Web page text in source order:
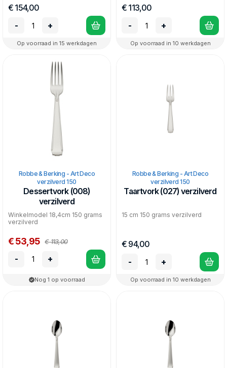
€ 154,00
-
+
Op voorraad in 15 werkdagen
€ 113,00
-
+
Op voorraad in 10 werkdagen
Robbe & Berking - Art Deco
verzilverd 150
Dessertvork (008)
verzilverd
Winkelmodel 18,4cm 150 grams
verzilverd
€ 53,95 € 113,00
- +
Nog 1 op voorraad
Robbe & Berking - Art Deco
verzilverd 150
Taartvork (027) verzilverd
15 cm 150 grams verzilverd
€ 94,00
-
+
Op voorraad in 10 werkdagen